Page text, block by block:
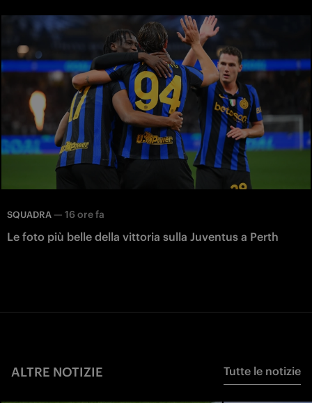
SQUADRA — 16 ore fa
Le foto più belle della vittoria sulla Juventus a Perth
ALTRE NOTIZIE Tutte le notizie